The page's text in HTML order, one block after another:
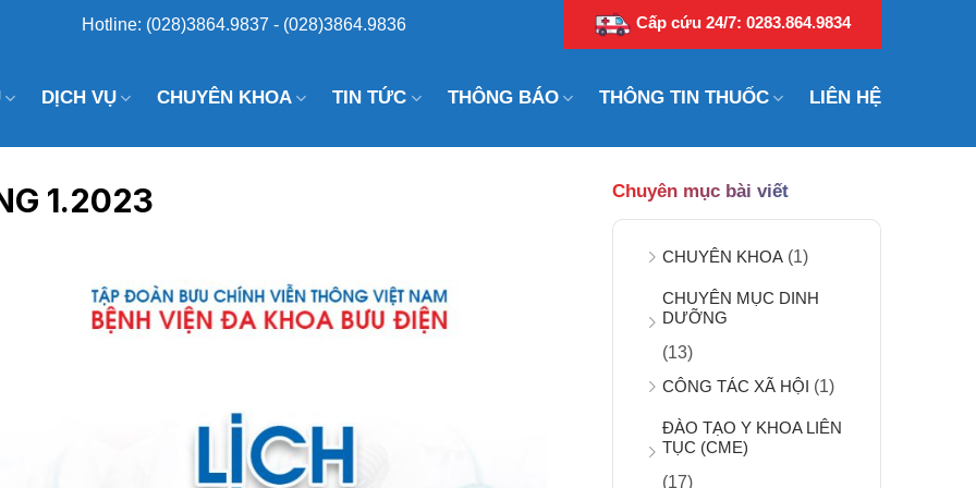
Hotline: (028)3864.9837 - (028)3864.9836 Cấp cứu 24/7: 0283.864.9834
DỊCH VỤ CHUYÊN KHOA TIN TỨC THÔNG BÁO THÔNG TIN THUỐC LIÊN HỆ
1.2023 Chuyên mục bài viết
CHUYÊN KHOA(1)
CHUYÊN MỤC DINH
DƯỠNG
(13)
CÔNG TÁC XÃ HỘI (1)
ĐÀO TẠO Y KHOA LIÊN
TỤC (CME)
(17)